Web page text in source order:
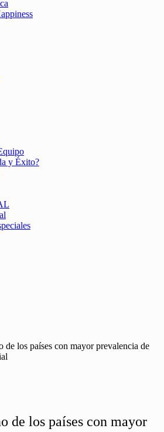
y Éxito?
de los países con mayor prevalencia de
de los países con mayor